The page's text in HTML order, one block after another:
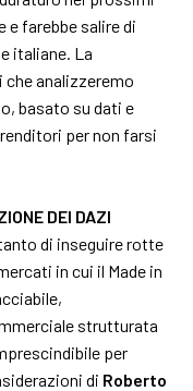
e farebbe salire di
italiane. La
analizzeremo
basato su dati e
per non farsi
DEI DAZI
di inseguire rotte
in cui il Made in
strutturata
per
di Roberto